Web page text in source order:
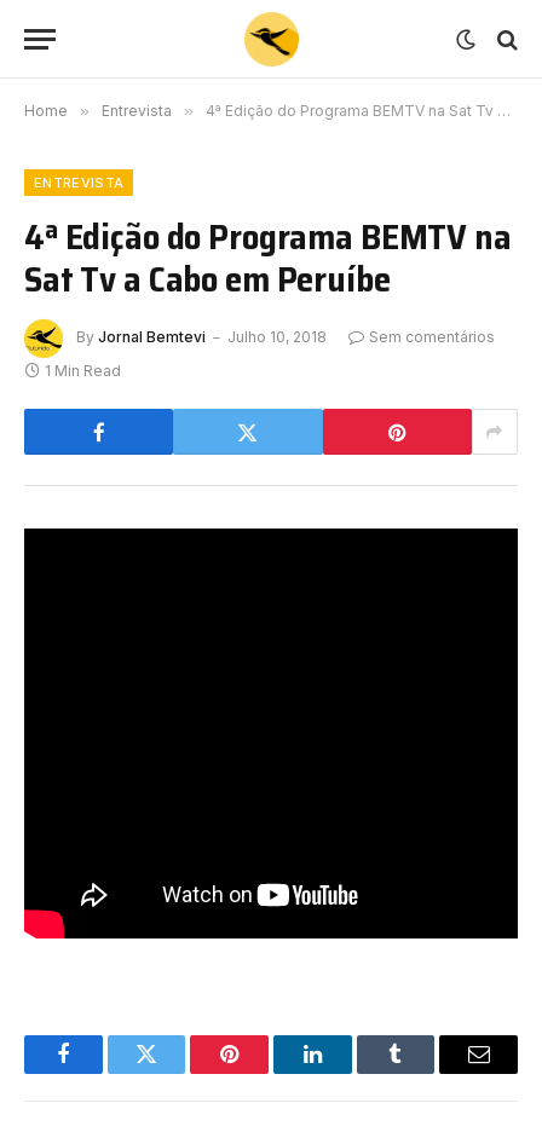
Home » Entrevista » 4ª Edição do Programa BEMTV na Sat Tv a Cabo em Peruíbe
ENTREVISTA
4ª Edição do Programa BEMTV na
Sat Tv a Cabo em Peruíbe
By Jornal Bemtevi Julho 10, 2018
Sem comentários
1 Min Read
FacebookTwitter Pinterest LinkedInTumblr Email